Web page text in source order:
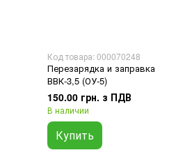
Код товара: 000070248
Перезарядка и заправка
ВВК-3,5 (ОУ-5)
150.00 грн. з ПДВ
В наличии
Купить